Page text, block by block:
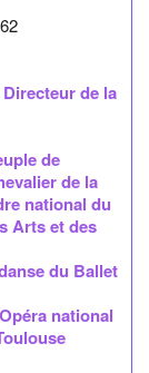
Directeur de la
de
de la
national du
Arts et des
du Ballet
national